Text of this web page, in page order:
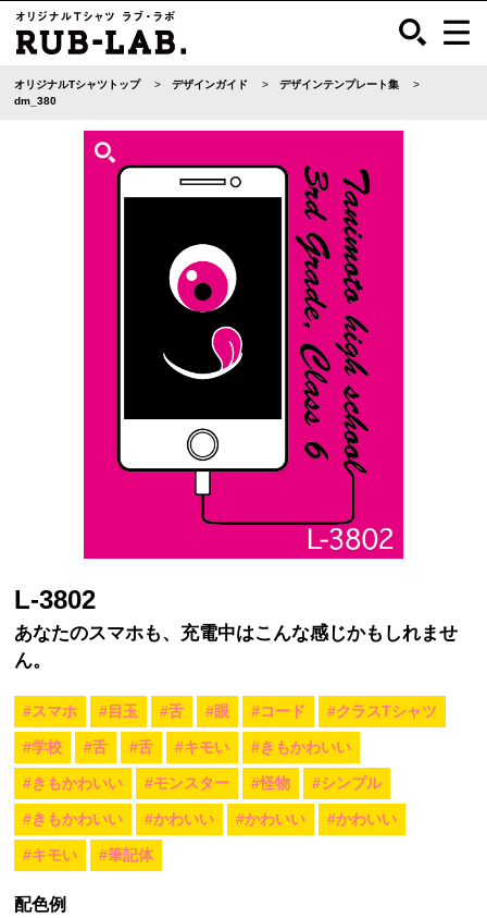
オリジナルTシャツトップ デザインガイド
デザインテンプレート集
dm_380
L-3802
あなたのスマホも、充電中はこんな感じかもしれませ
ん。
#スマホ #目玉 #舌 #眼 #コード #クラスTシャツ
#学校 #舌 #舌 #キモい #きもかわいい
#きもかわいい #モンスター #怪物 #シンプル
#きもかわいい #かわいい #かわいい #かわいい
#キモい #筆記体
配色例